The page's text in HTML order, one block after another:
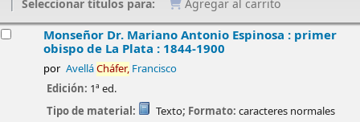
Seleccionar títulos para:
Agregar al carrito
Monseñor Dr. Mariano Antonio Espinosa : primer
obispo de La Plata : 1844-1900
por AvelláCháfer,Francisco
Edición: 1ª ed.
Tipo de material:
Texto; Formato: caracteres normales